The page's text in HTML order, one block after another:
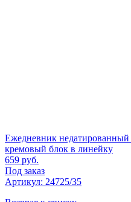
Ежедневник
кремовый блок в линейку
659 руб.
Под заказ
Артикул: 24725/35